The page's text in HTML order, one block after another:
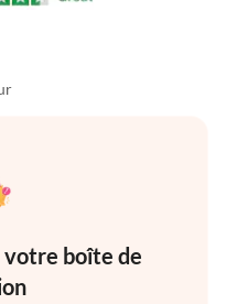
votre boîte de